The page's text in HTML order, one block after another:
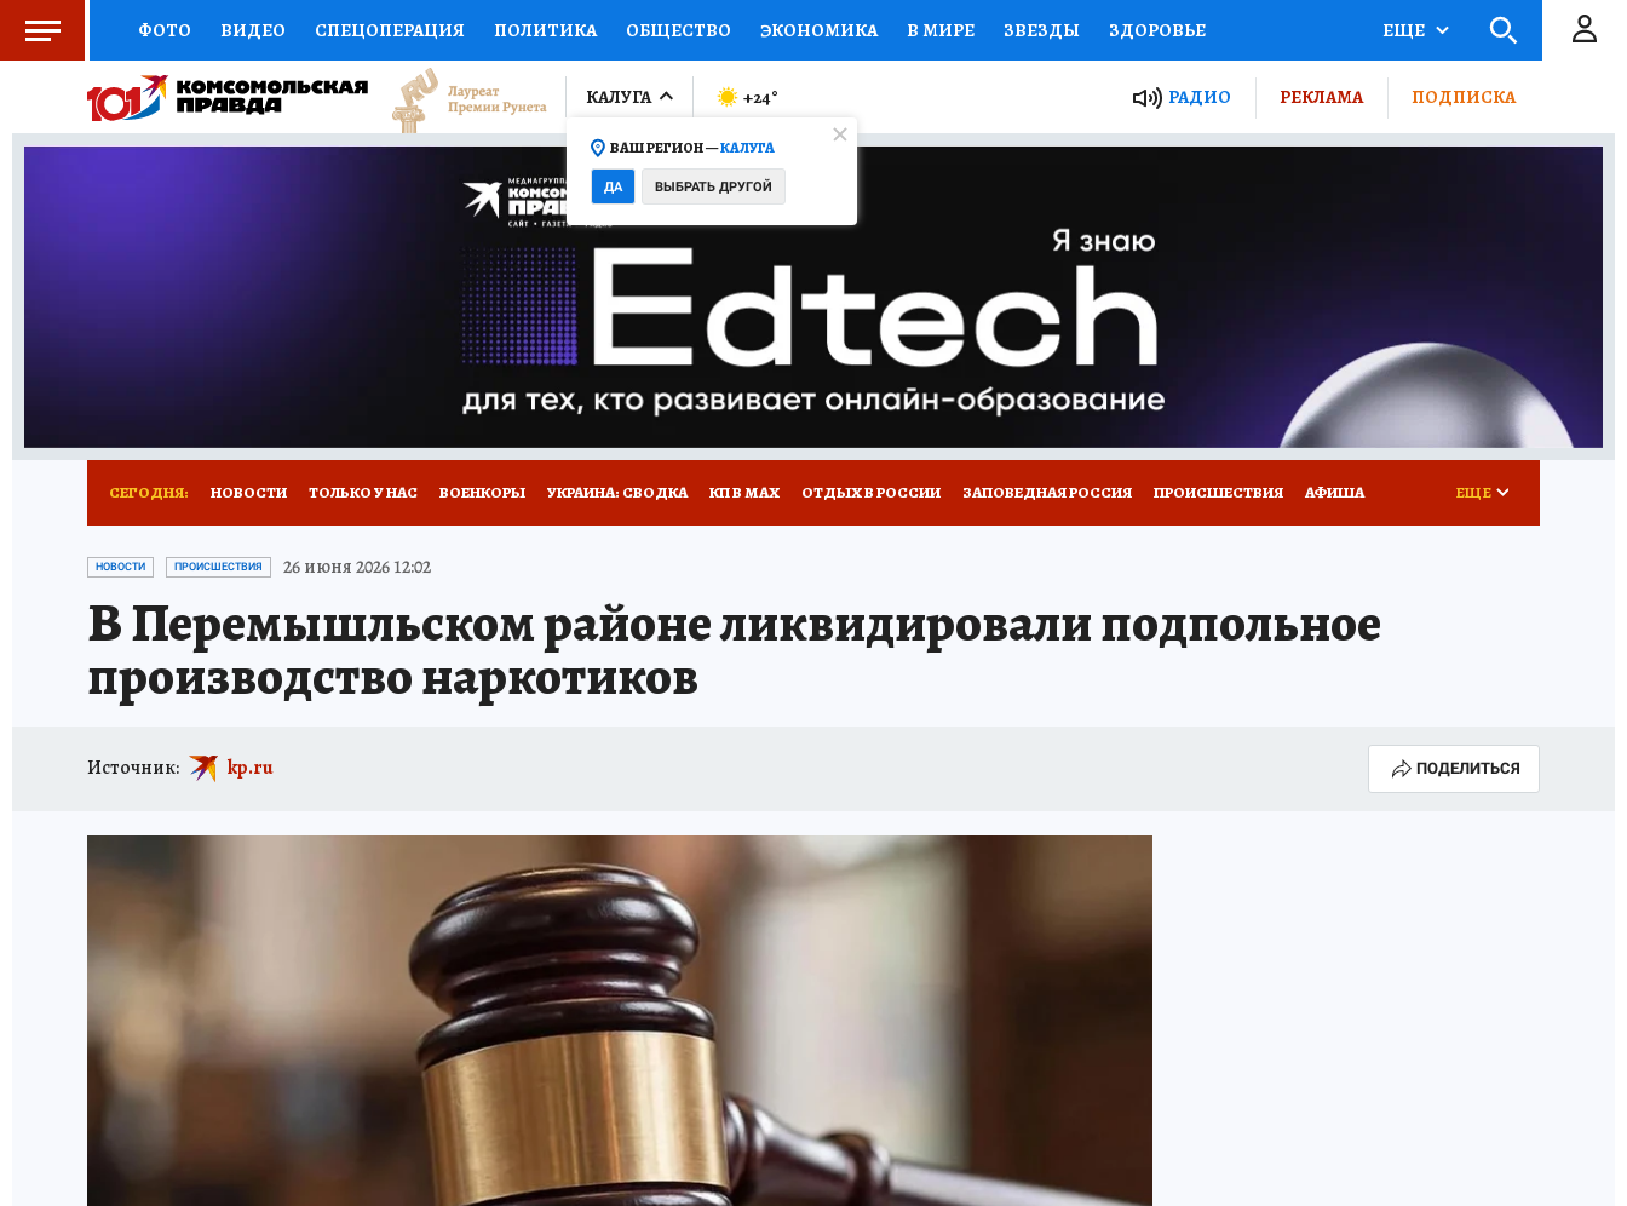
ФОТО ВИДЕО СПЕЦОПЕРАЦИЯ ПОЛИТИКА ОБЩЕСТВО ЭКОНОМИКА В МИРЕ ЗВЕЗДЫ ЗДОРОВЬЕ
СОЦПОДДЕРЖКА НАУКА СПОРТ КОЛУМНИСТЫ ПРОИСШЕСТВИЯ НАЦИОНАЛЬНЫЕ ПРОЕКТЫ РОССИИ
ВЫБОР ЭКСПЕРТОВ ДОКТОР ФИНАНСЫ ОТКРЫВАЕМ МИР Я ЗНАЮ СЕМЬЯ ЖЕНСКИЕ СЕКРЕТЫ ПУТЕВОДИТЕЛЬ
ПРОГНОЗЫ НА СПОРТ ПРОМОКОДЫ СЕРИАЛЫ
ТЕЛЕВИЗОР КОЛЛЕКЦИИ КОНКУРСЫ ГИД ПОТРЕБИТЕЛЯ
НОВОЕ НА САЙТЕ
ЕЩЕ
КАЛУГА
ВАШ РЕГИОН —КАЛУГА
ДА ВЫБРАТЬ ДРУГОЙ
+24° РАДИО РЕКЛАМА ПОДПИСКА
СЕГОДНЯ: НОВОСТИ ТОЛЬКО У НАС ВОЕНКОРЫ УКРАИНА: СВОДКА КП В МАХ ОТДЫХ В РОССИИ ЗАПОВЕДНАЯ РОССИЯ ПРОИСШЕСТВИЯ АФИША
ИСПЫТАНО НА СЕБЕ
ЕЩЕ
НОВОСТИ ПРОИСШЕСТВИЯ 26 июня 2026 12:02
В Перемышльском районе ликвидировали подпольное
производство наркотиков
Источник: kp.ru ПОДЕЛИТЬСЯ